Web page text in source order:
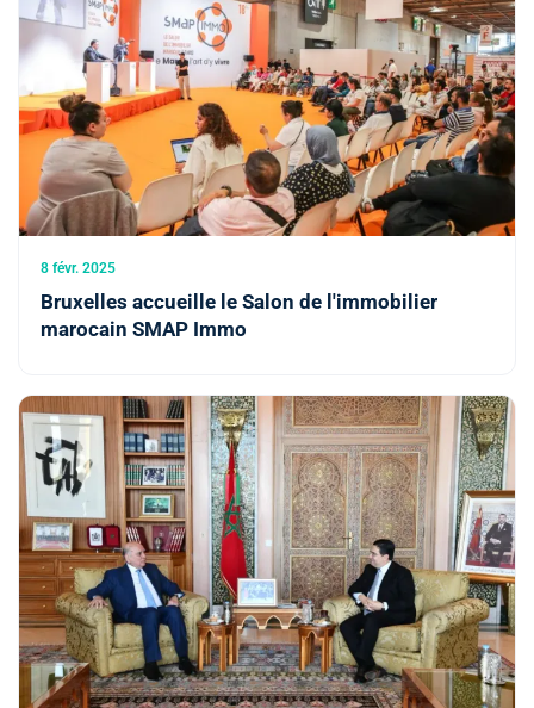
8 févr. 2025
Bruxelles accueille le Salon de l'immobilier
marocain SMAP Immo